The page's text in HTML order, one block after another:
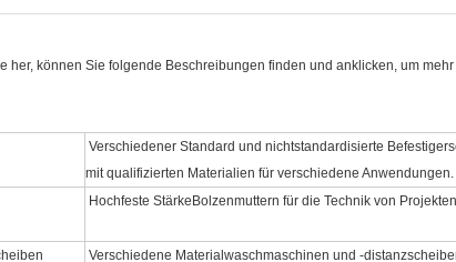
her, können Sie folgende Beschreibungen finden und anklicken, um
Verschiedener Standard und nichtstandardisierte
mit qualifizierten Materialien für verschiedene Anwendungen.
Hochfeste StärkeBolzenmuttern für die Technik von
Verschiedene Materialwaschmaschinen und -